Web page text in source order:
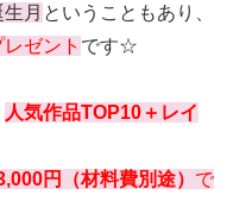
月 ということもあり、
ゼント です☆
人気作品TOP10＋レイ
円（材料費別途） で